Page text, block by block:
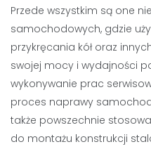
Przede wszystkim są one
samochodowych, gdzie
przykręcania kół oraz
swojej mocy i wydajności
wykonywanie prac
proces naprawy
także powszechnie
do montażu konstrukcji